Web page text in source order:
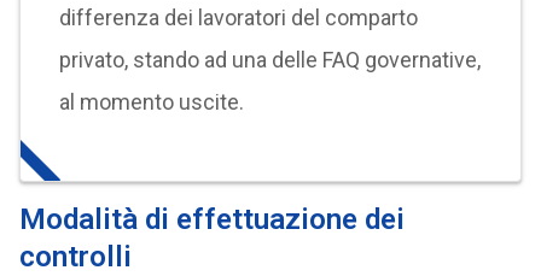
differenza dei lavoratori del comparto
privato, stando ad una delle FAQ governative,
al momento uscite.
Modalità di effettuazione dei
controlli